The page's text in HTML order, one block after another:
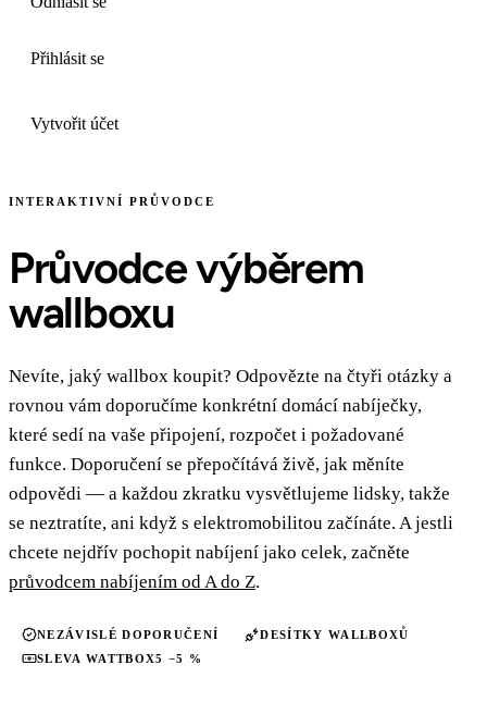
Přihlásit se
Vytvořit účet
INTERAKTIVNÍ PRŮVODCE
Průvodce výběrem
wallboxu
Nevíte, jaký wallbox koupit? Odpovězte na čtyři otázky a
rovnou vám doporučíme konkrétní domácí nabíječky,
které sedí na vaše připojení, rozpočet i požadované
funkce. Doporučení se přepočítává živě, jak měníte
odpovědi — a každou zkratku vysvětlujeme lidsky, takže
se neztratíte, ani když s elektromobilitou začínáte. A jestli
chcete nejdřív pochopit nabíjení jako celek, začněte
průvodcem nabíjením od A do Z.
NEZÁVISLÉ DOPORUČENÍ
DESÍTKY WALLBOXŮ
SLEVA WATTBOX5 −5 %